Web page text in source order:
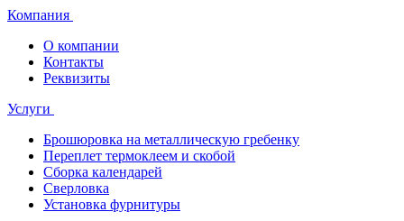
Компания
О компании
Контакты
Реквизиты
Услуги
Брошюровка на металлическую гребенку
Переплет термоклеем и скобой
Сборка календарей
Сверловка
Установка фурнитуры